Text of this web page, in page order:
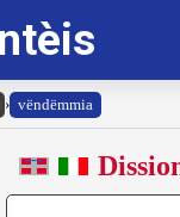
› vëndëmmia